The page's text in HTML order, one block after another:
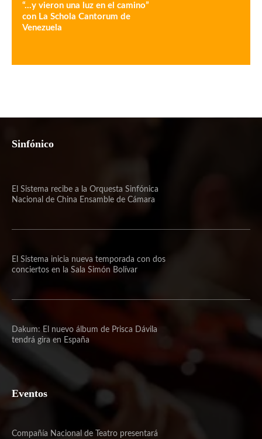
“…y vieron una luz en el camino”
con La Schola Cantorum de
Venezuela
Sinfónico
El Sistema recibe a la Orquesta Sinfónica
Nacional de China Ensamble de Cámara
El Sistema inicia nueva temporada con dos
conciertos en la Sala Simón Bolívar
Dakum: El nuevo álbum de Prisca Dávila
tendrá gira en España
Eventos
Compañía Nacional de Teatro presentará